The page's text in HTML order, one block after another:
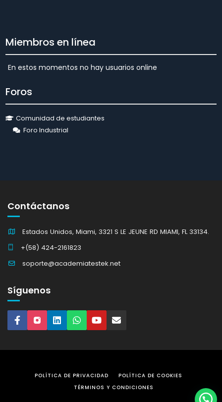
Miembros en línea
En estos momentos no hay usuarios online
Foros
Comunidad de estudiantes
Foro Industrial
Contáctanos
Estados Unidos, Miami, 3321 S LE JEUNE RD MIAMI, FL 33134.
+(58) 424-2161823
soporte@academiatestek.net
Síguenos
POLÍTICA DE PRIVACIDAD
POLÍTICA DE COOKIES
TÉRMINOS Y CONDICIONES